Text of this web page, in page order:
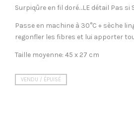
Surpiqûre en fil doré…LE détail Pas si
Passe en machine à 30°C + sèche
regonfler les fibres et lui apporter
Taille moyenne: 45 x 27 cm
VENDU / ÉPUISÉ